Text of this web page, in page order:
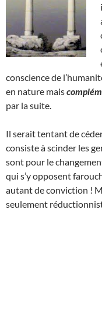
conscience de
en nature mais
par la suite.
Il serait tentant de
consiste à scinder les
sont pour le
qui s’y opposent
autant de conviction !
seulement